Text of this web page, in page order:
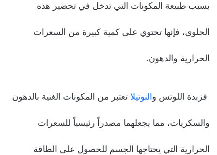
بسبب طبيعة المكونات التي تدخل في تحضير هذه
الحلوى، فإنها تحتوي على كمية كبيرة من السعرات
الحرارية والدهون.
فزبدة اللوتس والنوتيلا تعتبر من المكونات الغنية بالدهون
والسكريات، مما يجعلهما مصدراً رئيسياً للسعرات
الحرارية التي يحتاجها الجسم للحصول على الطاقة